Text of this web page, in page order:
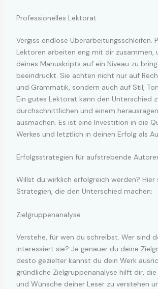
Professionelles Lektorat
Vergiss endlose Überarbeitungsschleifen.
Lektoren arbeiten eng mit dir zusammen,
deines Manuskripts auf ein Niveau zu
beeindruckt. Sie achten nicht nur auf
und Grammatik, sondern auch auf Stil,
Ein gutes Lektorat kann den Unterschied
durchschnittlichen und einem
ausmachen. Es ist eine Investition in die
Werkes und letztlich in deinen Erfolg als
Erfolgsstrategien für aufstrebende
Willst du wirklich erfolgreich werden? Hier
Strategien, die den Unterschied machen:
Zielgruppenanalyse
Verstehe, für wen du schreibst. Wer sind
interessiert sie? Je genauer du deine
desto gezielter kannst du dein Werk
gründliche Zielgruppenanalyse hilft dir, die
und Wünsche deiner Leser zu verstehen